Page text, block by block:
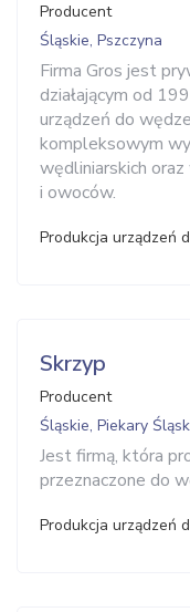
Producent
Śląskie, Pszczyna
Firma Gros jest
działającym od
urządzeń do
kompleksowym
wędliniarskich
i owoców.
Produkcja urządzeń
Skrzyp
Producent
Śląskie, Piekary
Jest firmą, która
przeznaczone do
Produkcja urządzeń